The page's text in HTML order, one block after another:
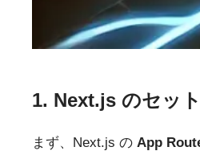
1. Next.js のセッ
まず、Next.js の App